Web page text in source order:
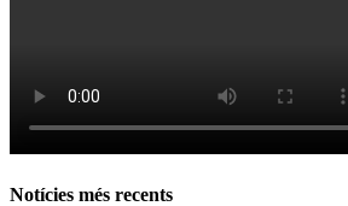
Notícies més recents